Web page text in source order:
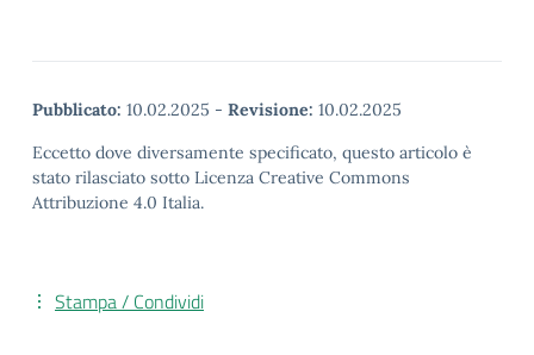
Pubblicato: 10.02.2025 - Revisione: 10.02.2025
Eccetto dove diversamente specificato, questo articolo è
stato rilasciato sotto Licenza Creative Commons
Attribuzione 4.0 Italia.
Stampa / Condividi